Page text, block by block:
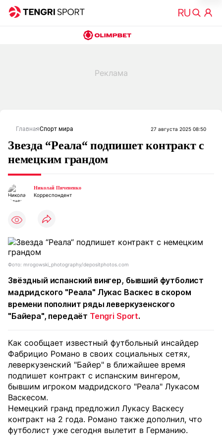
ГлавнаяСпорт мира 27 августа 2025 08:50
Звезда “Реала“ подпишет контракт с
немецким грандом
Николай Пичененко
Корреспондент
Фото: mrogowski_photography/depositphotos.com
Звёздный испанский вингер, бывший футболист
мадридского "Реала" Лукас Васкес в скором
времени пополнит ряды леверкузенского
"Байера", передаёт Tengri Sport.
Как сообщает известный футбольный инсайдер
Фабрицио Романо в своих социальных сетях,
леверкузенский "Байер" в ближайшее время
подпишет контракт с испанским вингером,
бывшим игроком мадридского "Реала" Лукасом
Васкесом.
Немецкий гранд предложил Лукасу Васкесу
контракт на 2 года. Романо также дополнил, что
футболист уже сегодня вылетит в Германию.